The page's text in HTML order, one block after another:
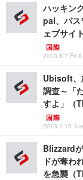
ハッキン
pal、パス
ェブサイ
国際
2013.6.7 Fri
Ubisoft、
調査～「
すよ」（
国際
2013.1.15
Blizzard
ドが奪わ
を急襲（